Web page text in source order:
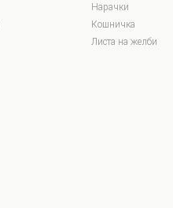
Нарачки
Кошничка
Листа на желби